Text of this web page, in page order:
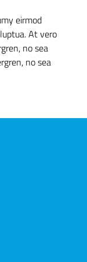
eirmod
At vero
no sea
no sea